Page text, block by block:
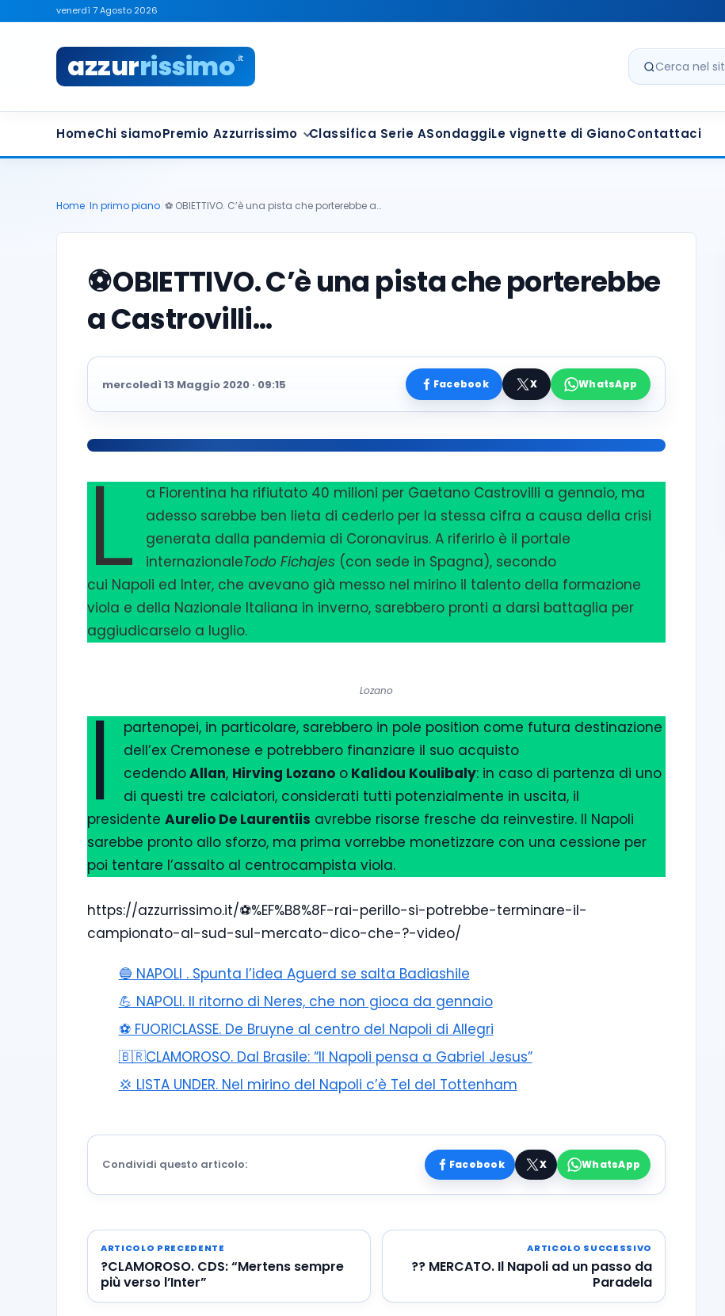
venerdì 7 Agosto 2026
azzurrissimo.it
Cerca nel sito
HomeChi siamoPremio Azzurrissimo Classifica Serie ASondaggiLe vignette di GianoContattaci
Home In primo piano ⚽️ OBIETTIVO. C’è una pista che porterebbe a…
⚽️OBIETTIVO. C’è una pista che porterebbe
a Castrovilli…
mercoledì 13 Maggio 2020 · 09:15 Facebook X WhatsApp
L
a Fiorentina ha rifiutato 40 milioni per Gaetano Castrovilli a gennaio, ma
adesso sarebbe ben lieta di cederlo per la stessa cifra a causa della crisi
generata dalla pandemia di Coronavirus. A riferirlo è il portale
internazionaleTodo Fichajes (con sede in Spagna), secondo
cui Napoli ed Inter, che avevano già messo nel mirino il talento della formazione
viola e della Nazionale Italiana in inverno, sarebbero pronti a darsi battaglia per
aggiudicarselo a luglio.
Lozano
I
partenopei, in particolare, sarebbero in pole position come futura destinazione
dell’ex Cremonese e potrebbero finanziare il suo acquisto
cedendoAllan, Hirving Lozano o Kalidou Koulibaly: in caso di partenza di uno
di questi tre calciatori, considerati tutti potenzialmente in uscita, il
presidente Aurelio De Laurentiis avrebbe risorse fresche da reinvestire. Il Napoli
sarebbe pronto allo sforzo, ma prima vorrebbe monetizzare con una cessione per
poi tentare l’assalto al centrocampista viola.
https://azzurrissimo.it/⚽%EF%B8%8F-rai-perillo-si-potrebbe-terminare-il-
campionato-al-sud-sul-mercato-dico-che-?-video/
🔵 NAPOLI . Spunta l’idea Aguerd se salta Badiashile
💪 NAPOLI. Il ritorno di Neres, che non gioca da gennaio
⚽️ FUORICLASSE. De Bruyne al centro del Napoli di Allegri
🇧🇷CLAMOROSO. Dal Brasile: “Il Napoli pensa a Gabriel Jesus”
💢 LISTA UNDER. Nel mirino del Napoli c’è Tel del Tottenham
Condividi questo articolo: Facebook X WhatsApp
ARTICOLO PRECEDENTE
?CLAMOROSO. CDS: “Mertens sempre
più verso l’Inter”
ARTICOLO SUCCESSIVO
?? MERCATO. Il Napoli ad un passo da
Paradela